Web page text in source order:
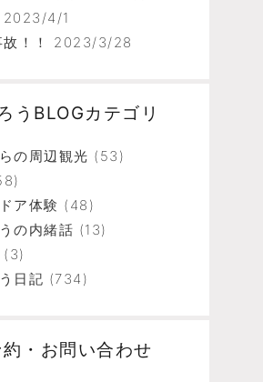
2023/4/1
！！
2023/3/28
うBLOGカテゴリ
の周辺観光 (53)
ア体験 (48)
の内緒話 (13)
(3)
日記 (734)
約・お問い合わせ